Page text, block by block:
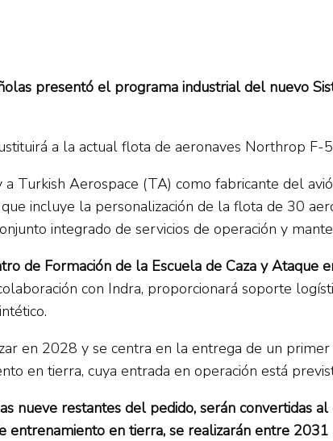
presentó el programa industrial del nuevo
a la actual flota de aeronaves Northrop
Turkish Aerospace (TA) como fabricante del
incluye la personalización de la flota de 30
integrado de servicios de operación y
de Formación de la Escuela de Caza y Ataque
con Indra, proporcionará soporte
en 2028 y se centra en la entrega de un
en tierra, cuya entrada en operación está
nueve restantes del pedido, serán convertidas
entrenamiento en tierra, se realizarán entre